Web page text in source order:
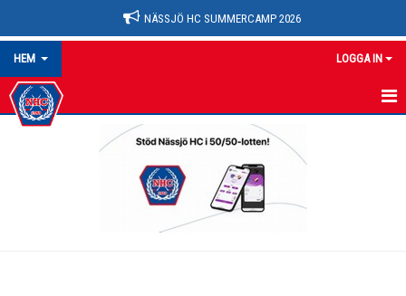
NÄSSJÖ HC SUMMERCAMP 2026
HEM LOGGA IN
NYHETER